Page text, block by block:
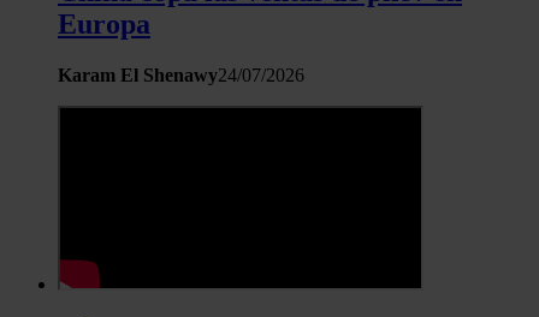
Europa
Karam El Shenawy24/07/2026